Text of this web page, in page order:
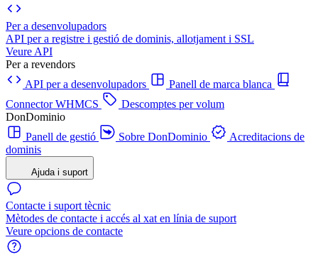
Per a desenvolupadors
API per a registre i gestió de dominis, allotjament i SSL
Veure API
Per a revendors
API per a desenvolupadors
Panell de marca blanca
Connector WHMCS
Descomptes per volum
DonDominio
Panell de gestió
Sobre DonDominio
Acreditacions de
dominis
Ajuda i suport
Contacte i suport tècnic
Mètodes de contacte i accés al xat en línia de suport
Veure opcions de contacte